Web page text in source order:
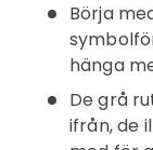
Börja
hänga
De grå
ifrån, de